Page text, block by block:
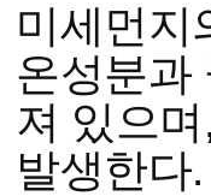
미세먼지
온성분과
져 있으
발생한다.